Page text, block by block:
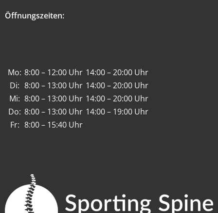
Öffnungszeiten:
Mo: 8:00 – 12:00 Uhr 14:00 – 20:00 Uhr
Di: 8:00 – 13:00 Uhr 14:00 – 20:00 Uhr
Mi: 8:00 – 13:00 Uhr 14:00 – 20:00 Uhr
Do: 8:00 – 13:00 Uhr 14:00 – 19:00 Uhr
Fr: 8:00 – 15:40 Uhr